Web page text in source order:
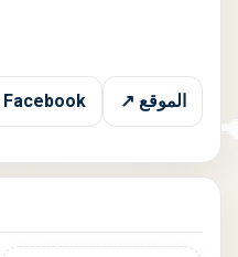
الموقع ↗ Facebook